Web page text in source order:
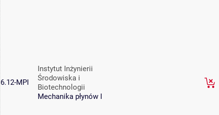
6.12-MPI
Instytut Inżynierii
Środowiska i
Biotechnologii
Mechanika płynów I